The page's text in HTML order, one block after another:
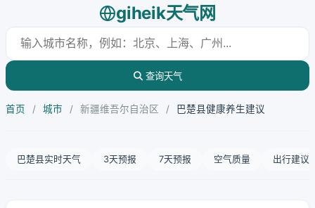
giheik天气网
查询天气
首页 / 城市 / 新疆维吾尔自治区 / 巴楚县健康养生建议
巴楚县实时天气 3天预报 7天预报 空气质量 出行建议